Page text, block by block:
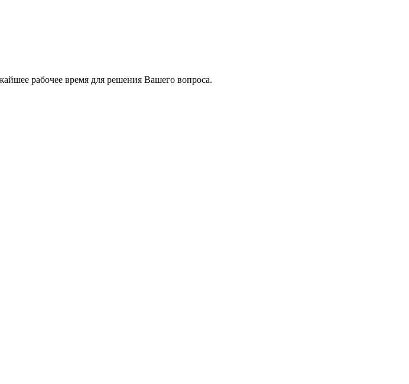
рабочее время для решения Вашего вопроса.